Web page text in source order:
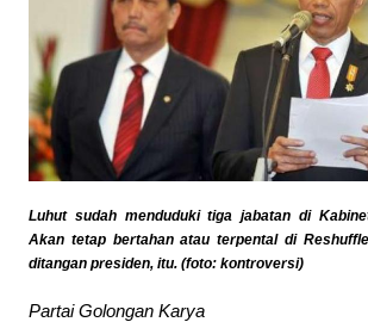
Luhut sudah menduduki tiga jabatan di
Akan tetap bertahan atau terpental di
ditangan presiden, itu. (foto: kontroversi)
Partai Golongan Karya